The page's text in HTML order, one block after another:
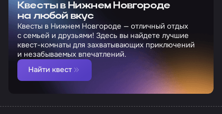
Квесты в Нижнем Новгороде
на любой вкус
Квесты в Нижнем Новгороде — отличный отдых
с семьей и друзьями! Здесь вы найдете лучшие
квест-комнаты для захватывающих приключений
и незабываемых впечатлений.
Найти квест